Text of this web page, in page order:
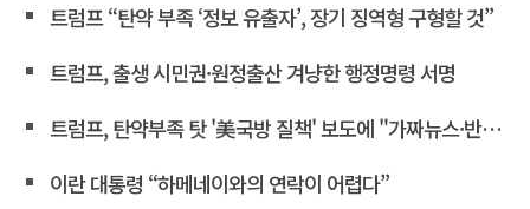
트럼프 “탄약 부족 ‘정보 유출자’, 장기 징역형 구형할 것”
트럼프, 출생 시민권·원정출산 겨냥한 행정명령 서명
트럼프, 탄약부족 탓 '美국방 질책' 보도에 "가짜뉴스·반역"
이란 대통령 “하메네이와의 연락이 어렵다”